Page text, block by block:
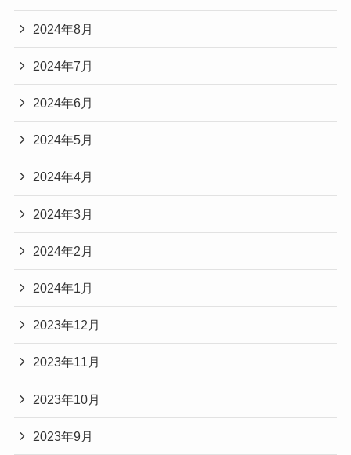
2024年8月
2024年7月
2024年6月
2024年5月
2024年4月
2024年3月
2024年2月
2024年1月
2023年12月
2023年11月
2023年10月
2023年9月